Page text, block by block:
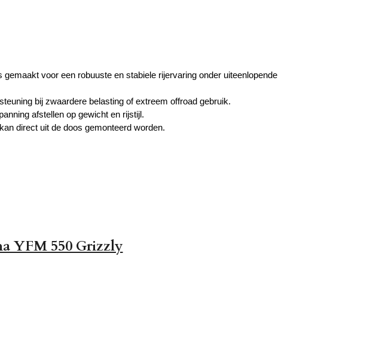
voor een robuuste en stabiele rijervaring onder uiteenlopende
bij zwaardere belasting of extreem offroad gebruik.
afstellen op gewicht en rijstijl.
direct uit de doos gemonteerd worden.
YFM 550 Grizzly